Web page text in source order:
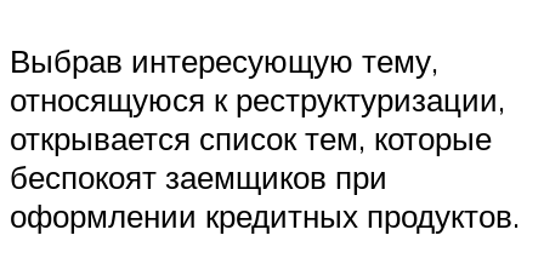
Выбрав интересующую тему,
относящуюся к реструктуризации,
открывается список тем, которые
беспокоят заемщиков при
оформлении кредитных продуктов.